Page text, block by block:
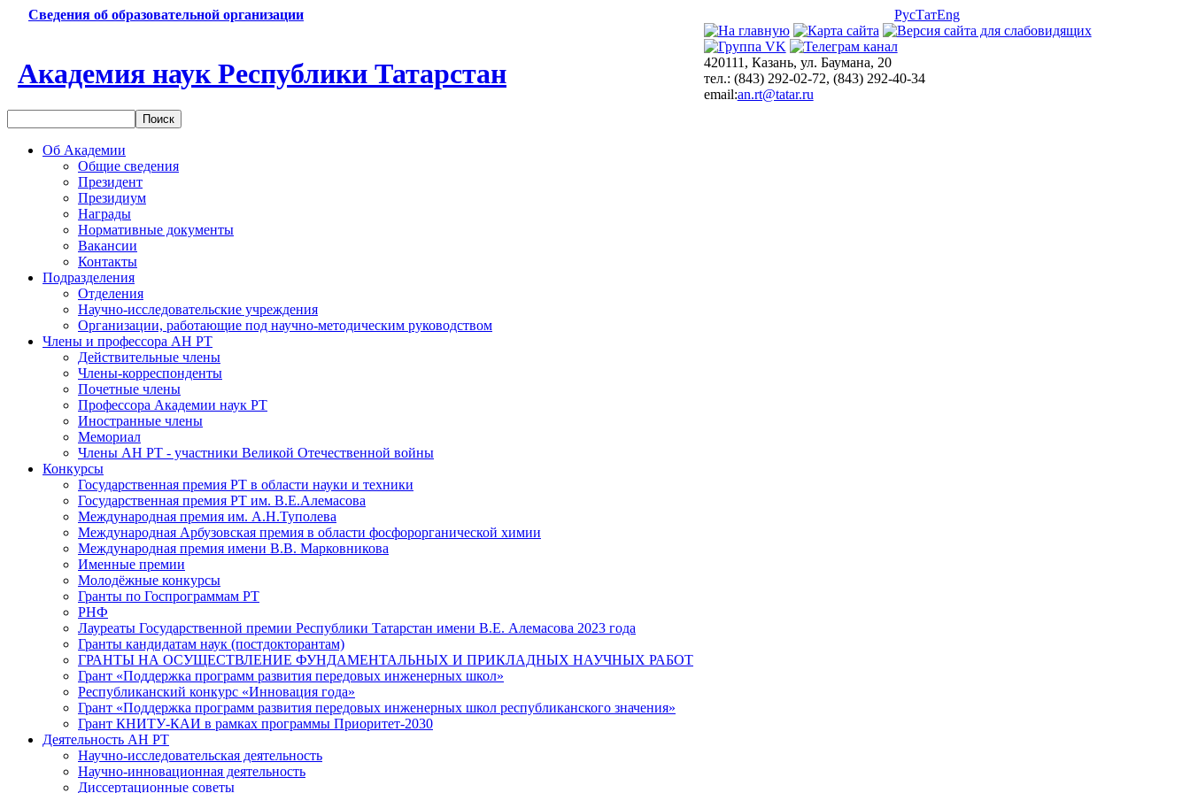
Сведения об образовательной организации РусТатEng
Академия наук Республики Татарстан
420111, Казань, ул. Баумана, 20
тел.: (843) 292-02-72, (843) 292-40-34
email:an.rt@tatar.ru
Об Академии
Общие сведения
Президент
Президиум
Награды
Нормативные документы
Вакансии
Контакты
Подразделения
Отделения
Научно-исследовательские учреждения
Организации, работающие под научно-методическим руководством
Члены и профессора АН РТ
Действительные члены
Члены-корреспонденты
Почетные члены
Профессора Академии наук РТ
Иностранные члены
Мемориал
Члены АН РТ - участники Великой Отечественной войны
Конкурсы
Государственная премия РТ в области науки и техники
Государственная премия РТ им. В.Е.Алемасова
Международная премия им. А.Н.Туполева
Международная Арбузовская премия в области фосфорорганической химии
Международная премия имени В.В. Марковникова
Именные премии
Молодёжные конкурсы
Гранты по Госпрограммам РТ
РНФ
Лауреаты Государственной премии Республики Татарстан имени В.Е. Алемасова 2023 года
Гранты кандидатам наук (постдокторантам)
ГРАНТЫ НА ОСУЩЕСТВЛЕНИЕ ФУНДАМЕНТАЛЬНЫХ И ПРИКЛАДНЫХ НАУЧНЫХ РАБОТ
Грант «Поддержка программ развития передовых инженерных школ»
Республиканский конкурс «Инновация года»
Грант «Поддержка программ развития передовых инженерных школ республиканского значения»
Грант КНИТУ-КАИ в рамках программы Приоритет-2030
Деятельность АН РТ
Научно-исследовательская деятельность
Научно-инновационная деятельность
Диссертационные советы